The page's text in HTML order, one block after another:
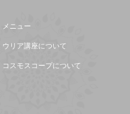
メニュー
ウリア講座について
コスモスコープについて